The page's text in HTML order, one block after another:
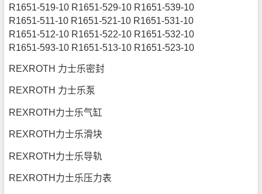
R1651-519-10 R1651-529-10 R1651-539-10
R1651-511-10 R1651-521-10 R1651-531-10
R1651-512-10 R1651-522-10 R1651-532-10
R1651-593-10 R1651-513-10 R1651-523-10
REXROTH 力士乐密封
REXROTH 力士乐泵
REXROTH力士乐气缸
REXROTH力士乐滑块
REXROTH力士乐导轨
REXROTH力士乐压力表